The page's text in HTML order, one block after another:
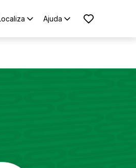
Ajuda